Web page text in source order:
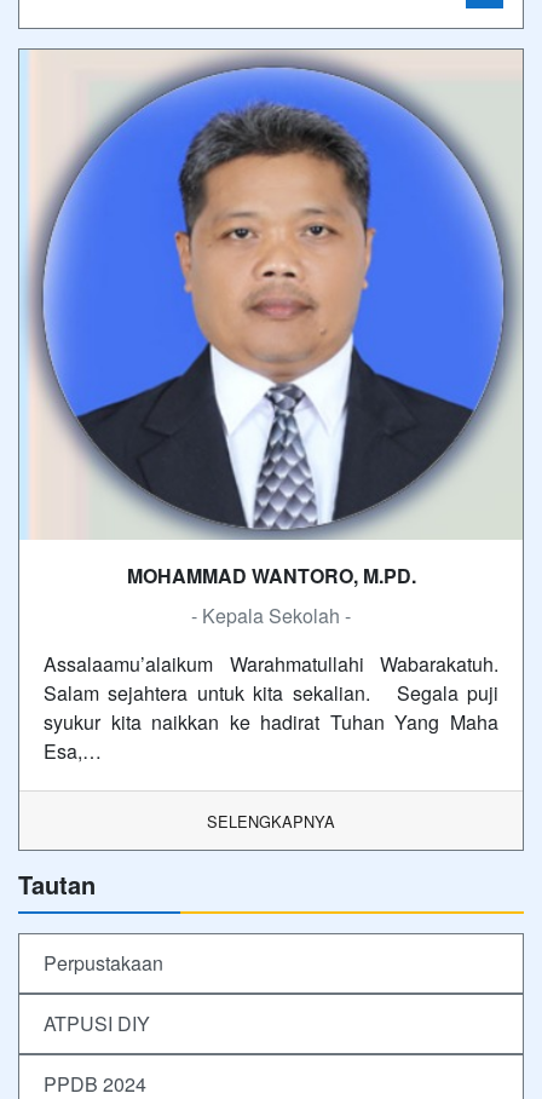
MOHAMMAD WANTORO, M.PD.
- Kepala Sekolah -
Assalaamu’alaikum Warahmatullahi Wabarakatuh.
Salam sejahtera untuk kita sekalian. Segala puji
syukur kita naikkan ke hadirat Tuhan Yang Maha
Esa,…
SELENGKAPNYA
Tautan
Perpustakaan
ATPUSI DIY
PPDB 2024